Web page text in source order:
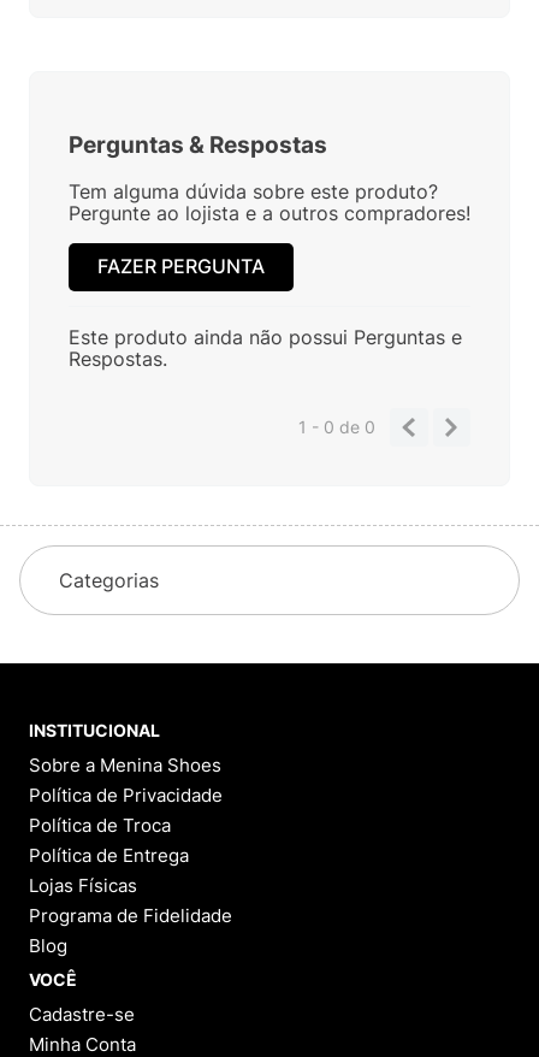
Perguntas & Respostas
Tem alguma dúvida sobre este produto?
Pergunte ao lojista e a outros compradores!
FAZER PERGUNTA
Este produto ainda não possui Perguntas e
Respostas.
1 - 0de 0
Categorias
INSTITUCIONAL
Sobre a Menina Shoes
Política de Privacidade
Política de Troca
Política de Entrega
Lojas Físicas
Programa de Fidelidade
Blog
VOCÊ
Cadastre-se
Minha Conta